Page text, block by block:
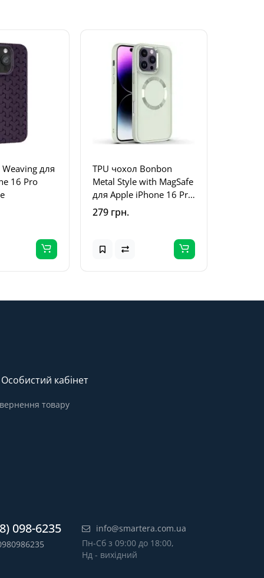
для
16 Pro
TPU чохол Bonbon
Metal Style with MagSafe
для Apple iPhone 16 Pro
(6.3") Білий / White
279 грн.
кабінет
товару
098-6235
info@smartera.com.ua
Пн-Сб з 09:00 до 18:00,
Нд - вихідний